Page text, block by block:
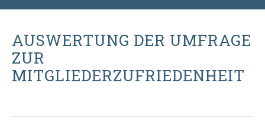
AUSWERTUNG DER UMFRAGE
ZUR
MITGLIEDERZUFRIEDENHEIT